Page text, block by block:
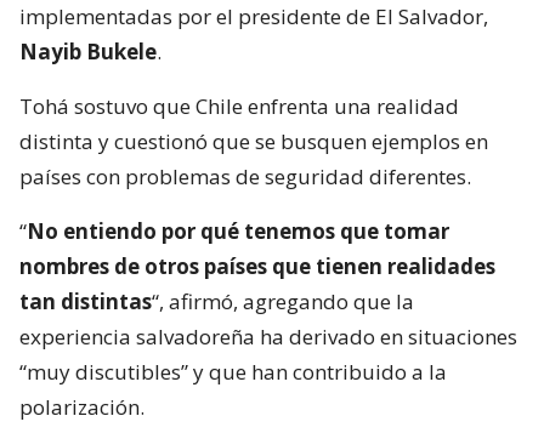
implementadas por el presidente de El Salvador,
Nayib Bukele.
Tohá sostuvo que Chile enfrenta una realidad
distinta y cuestionó que se busquen ejemplos en
países con problemas de seguridad diferentes.
“No entiendo por qué tenemos que tomar
nombres de otros países que tienen realidades
tan distintas“, afirmó, agregando que la
experiencia salvadoreña ha derivado en situaciones
“muy discutibles” y que han contribuido a la
polarización.